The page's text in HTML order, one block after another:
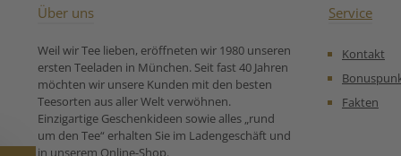
Tipp: Ideal für den Morgen
oder als duftige Auszeit
zwischendurch – heiß oder
leicht abgekühlt genießen. *
aus kontrolliert
biologischem Anbau. Unsere
Zubereitungsempfehlung
pur, mit einem
Bio Ceylon-, Bio
Bergamotte
Über uns
Weil wir Tee lieben, eröffneten wir 1980 unseren
ersten Teeladen in München. Seit fast 40 Jahren
möchten wir unsere Kunden mit den besten
Teesorten aus aller Welt verwöhnen.
Einzigartige Geschenkideen sowie alles „rund
um den Tee“ erhalten Sie im Ladengeschäft und
in unserem Online-Shop.
Service
Kontakt
Fakten